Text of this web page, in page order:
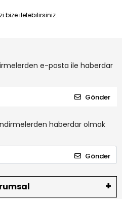
bize iletebilirsiniz.
e-posta ile haberdar
Gönder
haberdar olmak
Gönder